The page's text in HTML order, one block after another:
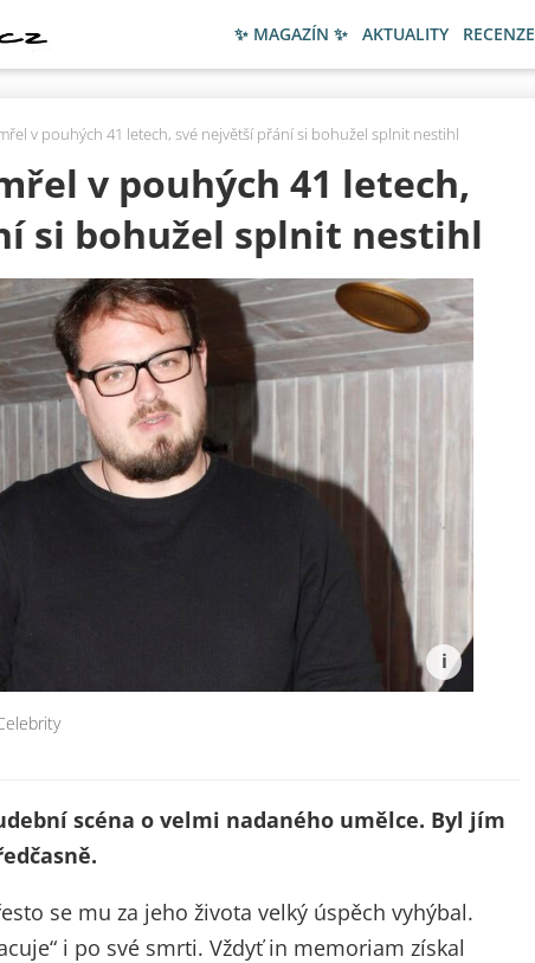
✨ MAGAZÍN ✨ AKTUALITY RECENZE
v pouhých 41 letech, své největší přání si bohužel splnit nestihl
v pouhých 41 letech,
si bohužel splnit nestihl
scéna o velmi nadaného umělce. Byl jím
se mu za jeho života velký úspěch vyhýbal.
i po své smrti. Vždyť in memoriam získal